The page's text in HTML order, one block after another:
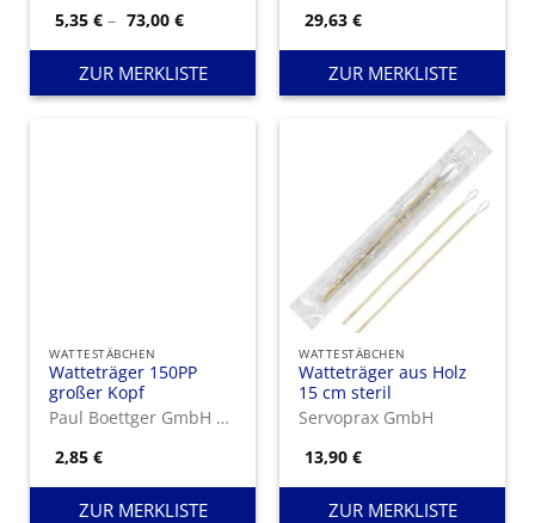
5,35€ – 73,00€Preisspanne:
5,35 €
bis
73,00 €
ZUR MERKLISTE
29,63€
ZUR MERKLISTE
WATTESTÄBCHEN
Watteträger 150PP
großer Kopf
Paul Boettger GmbH & Co. KG
2,85€
ZUR MERKLISTE
WATTESTÄBCHEN
Watteträger aus Holz
15 cm steril
Servoprax GmbH
13,90€
ZUR MERKLISTE